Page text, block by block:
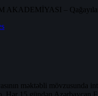
– Qağayılar
məktəbli mövzusunda